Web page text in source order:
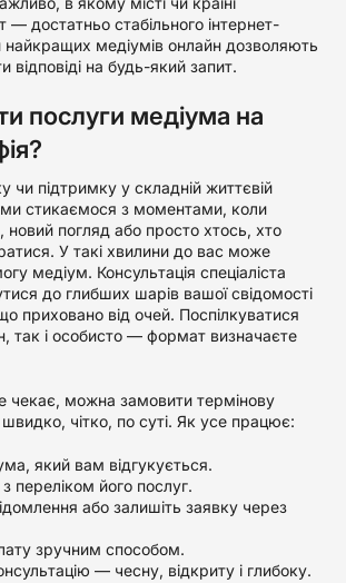
— достатньо стабільного інтернет-
найкращих медіумів онлайн дозволяють
на будь-який запит.
послуги медіума на
чи підтримку у складній життєвій
ми стикаємося з моментами, коли
новий погляд або просто хтось, хто
У такі хвилини до вас може
медіум. Консультація спеціаліста
до глибших шарів вашої свідомості
приховано від очей. Поспілкуватися
так і особисто — формат визначаєте
чекає, можна замовити термінову
чітко, по суті. Як усе працює:
який вам відгукується.
переліком його послуг.
або залишіть заявку через
зручним способом.
— чесну, відкриту і глибоку.